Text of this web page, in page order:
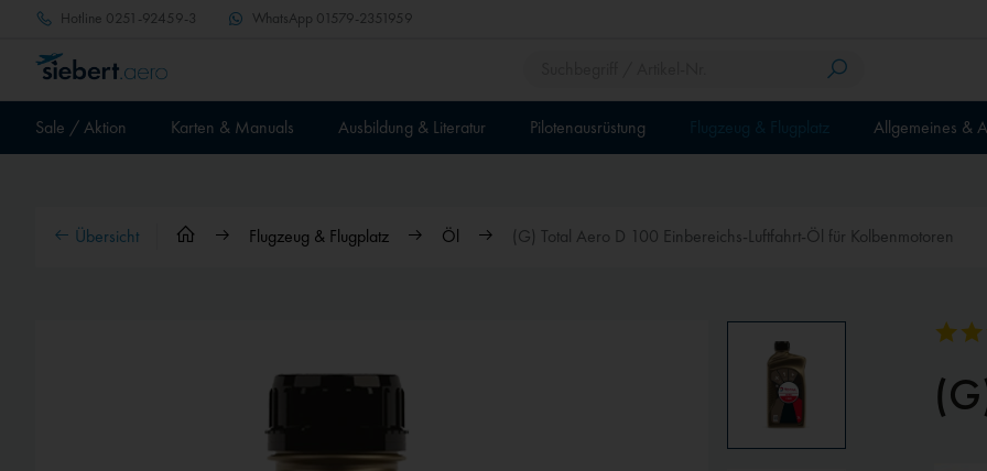
Hotline 0251-92459-3 WhatsApp 01579-2351959
Sale / Aktion Karten & Manuals Ausbildung & Literatur Pilotenausrüstung Allgemeines &
Übersicht Flugzeug & Flugplatz Öl (G) Total Aero D 100 Einbereichs-Luftfahrt-Öl für Kolbenmotoren